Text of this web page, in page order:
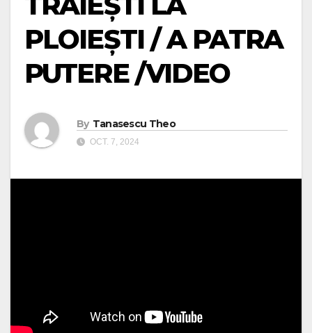
PLOIEȘTI / A PATRA
PUTERE /VIDEO
By Tanasescu Theo
OCT. 7, 2024